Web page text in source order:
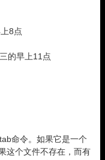
8点
的早上11点
命令。如果它是一个
这个文件不存在，而有